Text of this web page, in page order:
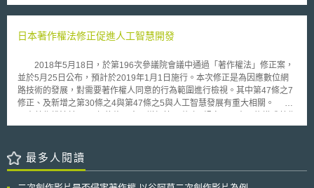
準檢驗局目前不僅將ISO/IEC 29100:2011「資訊技術－安全技術－隱私權
framework)、ISO/IEC 29191:2012「資訊技術－安全技術－部分匿名及部
分去連結鑑別之要求事項」(Information technology – Security techniques
authentication)，轉換為國家標準CNS 29100及CNS 29191，並據此制訂
「個人資料去識別化過程驗證要求及控制措施」，提供個資去識別化之隱私
框架，使組織、技術及程序等各層面得整體應用隱私權保護，並於標準公報
(107年第24期)徵求新標準之意見至今年2月，草案編號為1071013「資訊
管理系統(personal information deidentification process management
system, PIDIPMS)之要求事項，提供維護並改進個人資訊去識別化過程及良
好實務作法之框架，並適用於所有擬管理其所建立之個資去識別化過程的組
式：推動方案旨在透過公私夥伴計畫與製造創新量能的提生，促進美國境內
研發投資與確認對於潔淨能源製造而言至關重要之助力與阻力；(四)溝通與
略，並確認政府與民間部門能經由哪些途徑以共同合作來提升美國在潔淨能
源製造上之競爭力；(五)能源生產力之技術支援：能源部向製造商進行能源
生產力資源上的投資，這當中包括技術支援與市場領銜計畫。在我國之相關
發展上，2015年11月26日於北京舉辦之「兩岸工業發展和合作論壇」，經
濟部工業局表示，論壇聚焦於智慧製造與綠色製造，兩岸可針對工業發展過
日本著作權法修正促進人工智慧開發
2018年5月18日，於第196次參議院會議中通過「著作權法」修正案，
並於5月25日公布，預計於2019年1月1日施行。本次修正是為因應數位網
路技術的發展，對需要著作權人同意的行為範圍進行檢視。其中第47條之7
修正、及新增之第30條之4與第47條之5與人工智慧發展有重大相關。
權侵害之資料分析、機器學習行為(未經原作者同意複製、改作)，只要在必
涵蓋成果物的讓與行為，也就是如果公開販售學習完成的資料集或是人工智
慧模型，甚至於同一平台共享資料集都可以構成侵害。有鑑於此，才在本次
最多人閱讀